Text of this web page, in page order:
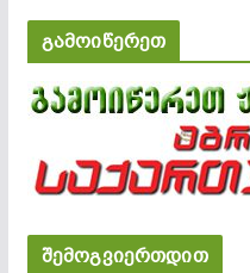
გამოიწერეთ
შემოგვიერთდით